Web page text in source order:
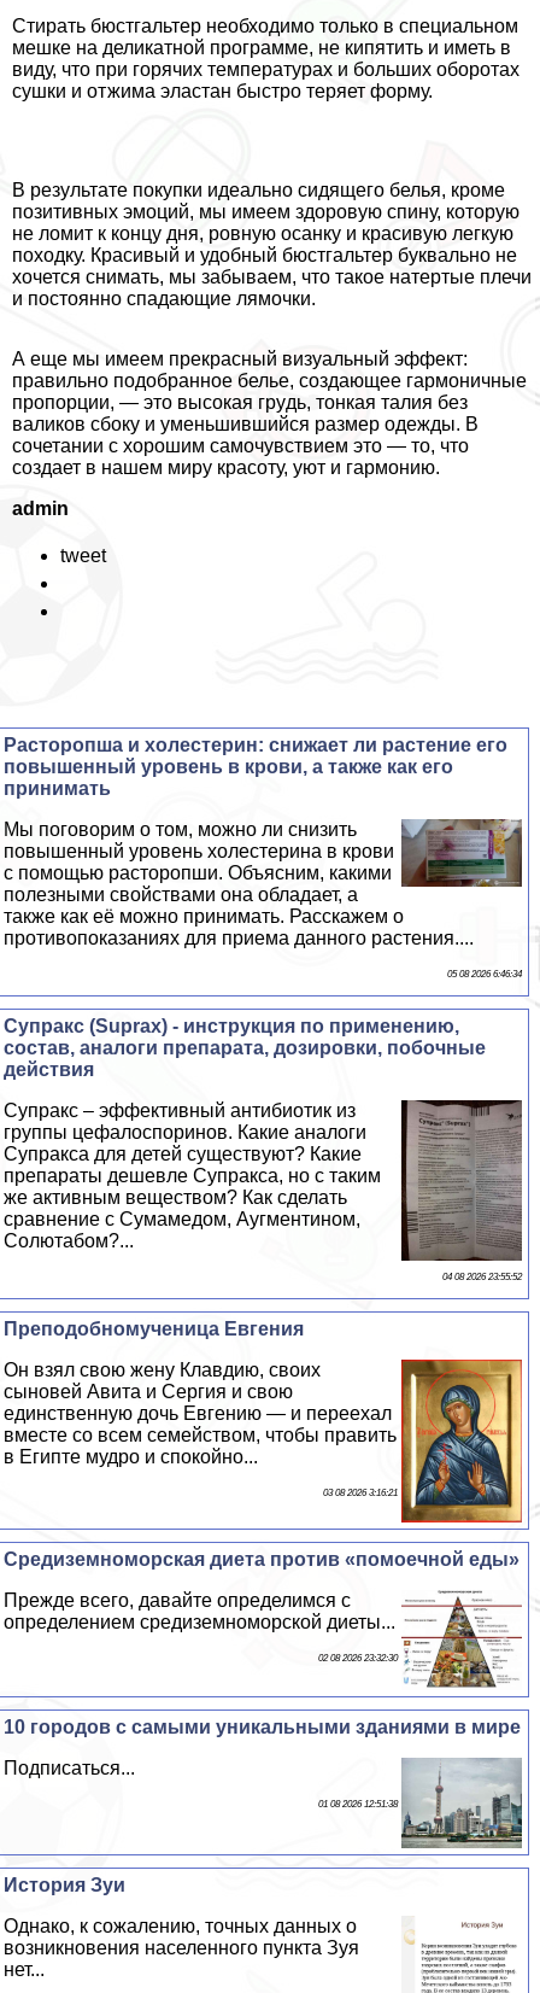
Стирать бюcтгальтер необходимо только в специальном
мешке на деликатной программе, не кипятить и иметь в
виду, что при горячих температурах и больших оборотах
сушки и отжима эластан быстро теряет форму.
В результате покупки идеально сидящего белья, кроме
позитивных эмоций, мы имеем здоровую спину, которую
не ломит к концу дня, ровную осанку и красивую легкую
походку. Красивый и удобный бюcтгальтер буквально не
хочется снимать, мы забываем, что такое натертые плечи
и постоянно спадающие лямочки.
А еще мы имеем прекрасный визуальный эффект:
правильно подобранное белье, создающее гармоничные
пропорции, — это высокая гpyдь, тонкая талия без
валиков сбоку и уменьшившийся размер одежды. В
сочетании с хорошим самочувствием это — то, что
создает в нашем миру красоту, уют и гармонию.
admin
tweet
Расторопша и холестерин: снижает ли растение его
повышенный уровень в крови, а также как его
принимать
Мы поговорим о том, можно ли снизить
повышенный уровень холестерина в крови
с помощью расторопши. Объясним, какими
полезными свойствами она обладает, а
также как её можно принимать. Расскажем о
противопоказаниях для приема данного растения....
05 08 2026 6:46:34
Супpaкс (Suprax) - инструкция по применению,
состав, аналоги препарата, дозировки, побочные
действия
Супpaкс – эффективный антибиотик из
группы цефалоспоринов. Какие аналоги
Супpaкса для детей существуют? Какие
препараты дешевле Супpaкса, но с таким
же активным веществом? Как сделать
сравнение с Сумамедом, Аугментином,
Солютабом?...
04 08 2026 23:55:52
Преподобномученица Евгения
Он взял свою жену Клавдию, своих
сыновей Авита и Сергия и свою
единственную дочь Евгению — и переехал
вместе со всем семейством, чтобы править
в Египте мудро и спокойно...
03 08 2026 3:16:21
Средиземноморская диета против «помоечной еды»
Прежде всего, давайте определимся с
определением средиземноморской диеты...
02 08 2026 23:32:30
10 городов с самыми уникальными зданиями в мире
Подписаться...
01 08 2026 12:51:38
История Зуи
Однако, к сожалению, точных данных о
возникновения населенного пункта Зуя
нет...